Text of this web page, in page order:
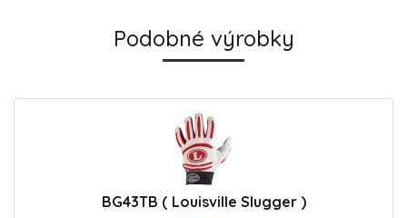
Podobné výrobky
BG43TB ( Louisville Slugger )